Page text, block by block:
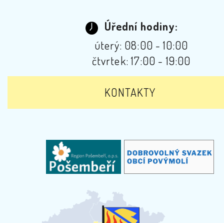
Úřední hodiny:
úterý: 08:00 - 10:00
čtvrtek: 17:00 - 19:00
KONTAKTY